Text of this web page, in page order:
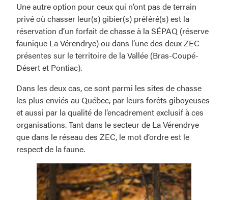
Une autre option pour ceux qui n’ont pas de terrain
privé où chasser leur(s) gibier(s) préféré(s) est la
réservation d’un forfait de chasse à la SÉPAQ (réserve
faunique La Vérendrye) ou dans l’une des deux ZEC
présentes sur le territoire de la Vallée (Bras-Coupé-
Désert et Pontiac).
Dans les deux cas, ce sont parmi les sites de chasse
les plus enviés au Québec, par leurs forêts giboyeuses
et aussi par la qualité de l’encadrement exclusif à ces
organisations. Tant dans le secteur de La Vérendrye
que dans le réseau des ZEC, le mot d’ordre est le
respect de la faune.